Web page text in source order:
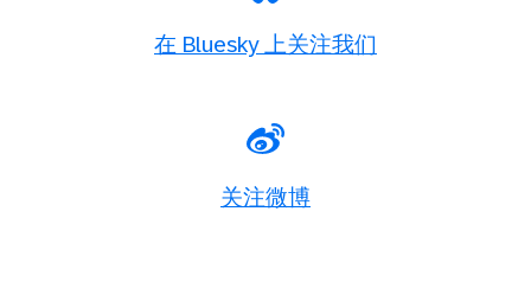
在 Bluesky 上关注我们
关注微博